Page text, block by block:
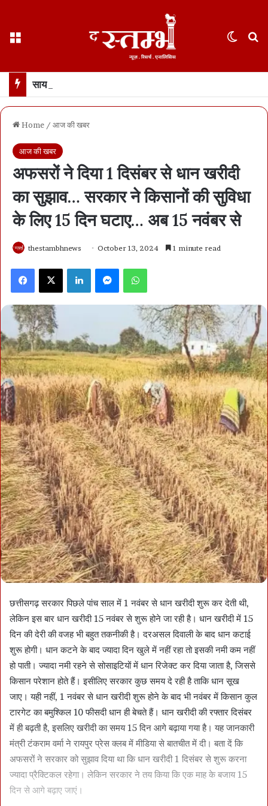
Home / आज की खबर
आज की खबर
अफसरों ने दिया 1 दिसंबर से धान खरीदी
का सुझाव… सरकार ने किसानों की सुविधा
के लिए 15 दिन घटाए… अब 15 नवंबर से
thestambhnews October 13, 2024 1 minute read
Facebook X LinkedIn
छत्तीसगढ़ सरकार पिछले पांच साल में 1 नवंबर से धान खरीदी शुरू कर देती थी,
लेकिन इस बार धान खरीदी 15 नवंबर से शुरू होने जा रही है। धान खरीदी में 15
दिन की देरी की वजह भी बहुत तकनीकी है। दरअसल दिवाली के बाद धान कटाई
शुरू होगी। धान कटने के बाद ज्यादा दिन खुले में नहीं रहा तो इसकी नमी कम नहीं
हो पाती। ज्यादा नमी रहने से सोसाइटियों में धान रिजेक्ट कर दिया जाता है, जिससे
किसान परेशान होते हैं। इसीलिए सरकार कुछ समय दे रही है ताकि धान सूख
जाए। यही नहीं, 1 नवंबर से धान खरीदी शुरू होने के बाद भी नवंबर में किसान कुल
टारगेट का बमुश्किल 10 फीसदी धान ही बेचते हैं। धान खरीदी की रफ्तार दिसंबर
में ही बढ़ती है, इसलिए खरीदी का समय 15 दिन आगे बढ़ाया गया है। यह जानकारी
मंत्री टंकराम वर्मा ने रायपुर प्रेस क्लब में मीडिया से बातचीत में दी। बता दें कि
अफसरों ने सरकार को सुझाव दिया था कि धान खरीदी 1 दिसंबर से शुरू करना
ज्यादा प्रैक्टिकल रहेगा। लेकिन सरकार ने तय किया कि एक माह के बजाय 15
दिन से आगे बढ़ाए जाएं।